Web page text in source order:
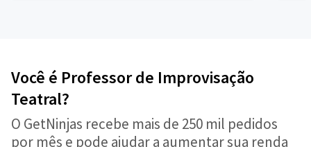
Você é Professor de Improvisação
Teatral?
O GetNinjas recebe mais de 250 mil pedidos
por mês e pode ajudar a aumentar sua renda